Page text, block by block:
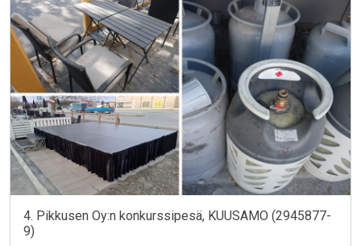
4. Pikkusen Oy:n konkurssipesä, KUUSAMO (2945877-
9)